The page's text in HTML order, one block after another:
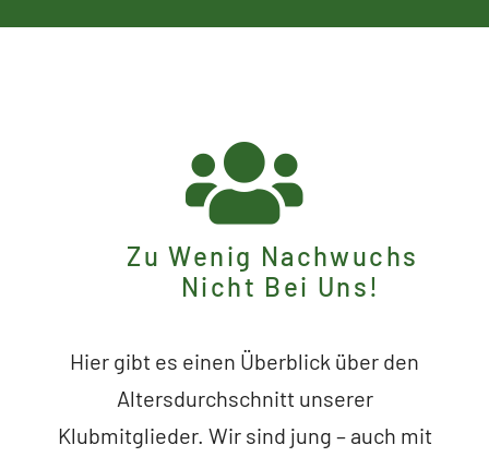
Zu Wenig Nachwuchs
Nicht Bei Uns!
Hier gibt es einen Überblick über den
Altersdurchschnitt unserer
Klubmitglieder. Wir sind jung – auch mit